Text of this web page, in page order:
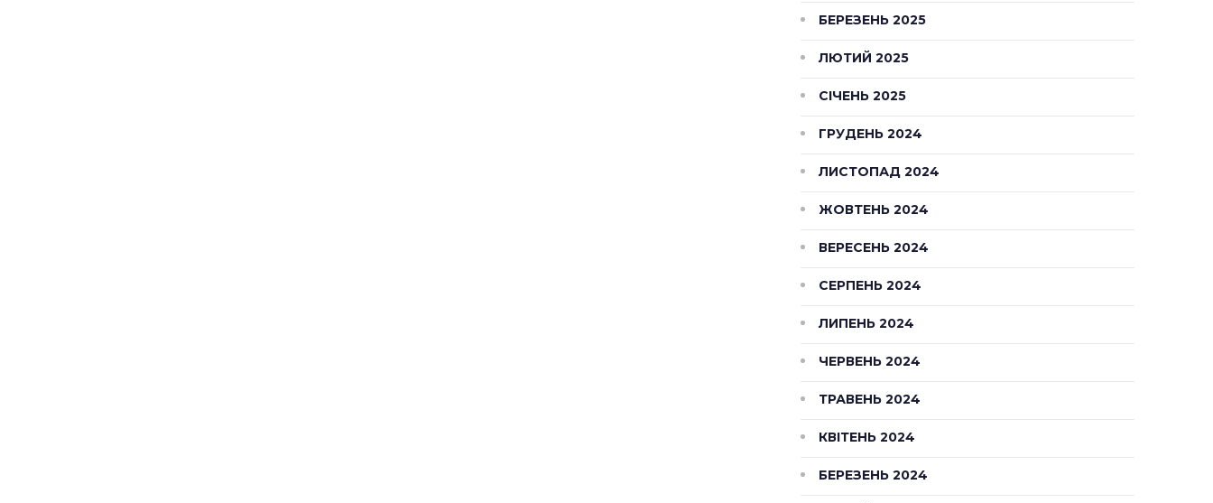
БЕРЕЗЕНЬ 2025
ЛЮТИЙ 2025
СІЧЕНЬ 2025
ГРУДЕНЬ 2024
ЛИСТОПАД 2024
ЖОВТЕНЬ 2024
ВЕРЕСЕНЬ 2024
СЕРПЕНЬ 2024
ЛИПЕНЬ 2024
ЧЕРВЕНЬ 2024
ТРАВЕНЬ 2024
КВІТЕНЬ 2024
БЕРЕЗЕНЬ 2024